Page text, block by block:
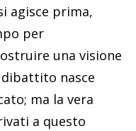
agisce prima,
per
una visione
nasce
ma la vera
a questo